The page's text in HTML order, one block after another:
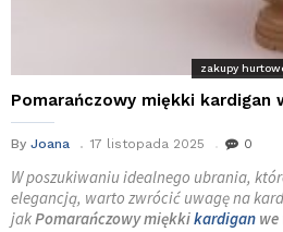
zakupy
Pomarańczowy miękki kardigan
By Joana 17 listopada 2025 0
W poszukiwaniu idealnego ubrania,
elegancją, warto zwrócić uwagę na
jakPomarańczowy miękkikardigan we